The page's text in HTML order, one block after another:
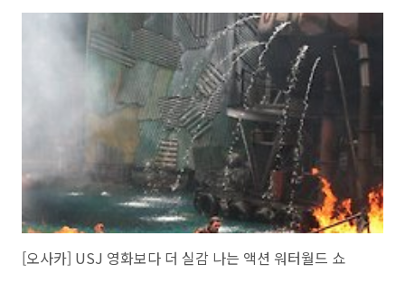
얼마나 길게 서 있어야 하는 지 대충 감이 올거라 생각됩니다. 급기야 너
무 더운 나머지 시원한 음료를 사러 심부름까지 시켰습니다. (비싼 돈내
고 사온건 전부 우롱차였지만..) 온도 때문에 그런건지는 몰라도 기다리
는 중간 중간에서 분무기로 물안개를 계속 일으키고 있었는데, 그 물을
맞을 때는 시원한데 바로 한걸음만 옆으로 가면 더더욱 덥고 습한 기운
[오사카] USJ 영화보다 더 실감 나는 액션 워터월드 쇼